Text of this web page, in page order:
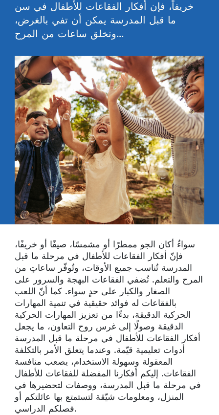
خريفاً، فإن أفكار الفقاعات للأطفال في سن
ما قبل المدرسة يمكن أن تفي بالغرض،
وتخلق ساعات من المرح...
سواءٌ أكان الجو ممطرًا أو مشمسًا، صيفًا أو خريفًا،
فإنّ أفكار الفقاعات للأطفال في مرحلة ما قبل
المدرسة تُناسب جميع الأوقات، وتُوفّر ساعاتٍ من
المرح والتعلم. تُضفي الفقاعات البهجة والسرور على
الصغار والكبار على حدٍ سواء. كما أنّ اللعب
بالفقاعات له فوائد حقيقية في تنمية المهارات
الحركية الدقيقة، بدءًا من تعزيز المهارات الحركية
الدقيقة وصولًا إلى غرس روح التعاون، ما يجعل
أفكار الفقاعات للأطفال في مرحلة ما قبل المدرسة
أدوات تعليمية قيّمة. وعندما يتعلق الأمر بالتكلفة
المعقولة وسهولة الاستخدام، يصعب منافسة
الفقاعات. إليكم أفكارنا المفضلة للفقاعات للأطفال
في مرحلة ما قبل المدرسة، ووصفات لتحضيرها في
المنزل، ومعلومات شيّقة لتستمتع بها عائلتكم أو
فصلكم الدراسي.